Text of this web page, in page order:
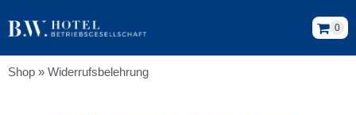
0
Shop » Widerrufsbelehrung